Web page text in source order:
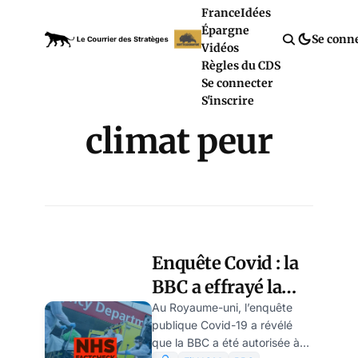
FranceIdées
Épargne
Vidéos
Règles du CDS
Se connecter
S'inscrire
Se
climat peur
Enquête Covid : la
BBC a effrayé la
population pour
imposer le
Au Royaume-uni, l’enquête
publique Covid-19 a révélé
que la BBC a été autorisée à